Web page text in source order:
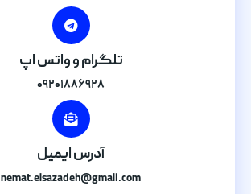
تلگرام و واتس اپ
۰۹۲۰۱۸۸۶۹۲۸
آدرس ایمیل
nemat.eisazadeh@gmail.com